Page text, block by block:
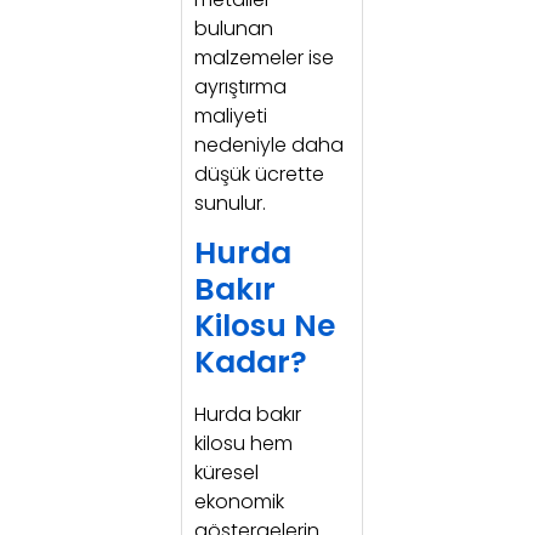
bulunan
malzemeler ise
ayrıştırma
maliyeti
nedeniyle daha
düşük ücrette
sunulur.
Hurda
Bakır
Kilosu Ne
Kadar?
Hurda bakır
kilosu hem
küresel
ekonomik